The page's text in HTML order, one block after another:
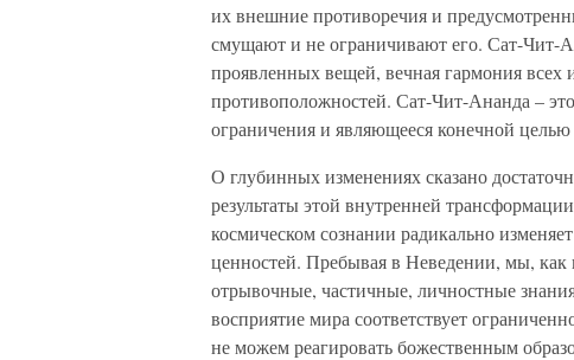
их внешние противоречия и
смущают и не ограничивают его. Сат-Чит-
проявленных вещей, вечная гармония
противоположностей. Сат-Чит-Ананда –
ограничения и являющееся конечной
О глубинных изменениях сказано
результаты этой внутренней
космическом сознании радикально
ценностей. Пребывая в Неведении, мы, как
отрывочные, частичные, личностные
восприятие мира соответствует
не можем реагировать божественным